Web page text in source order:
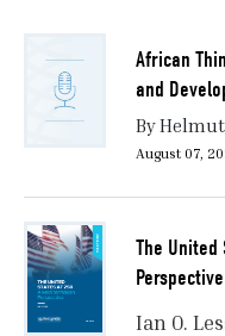
African
and
By Helmut
August 07,
The
Perspective
Ian O.